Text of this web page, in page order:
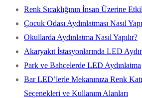
Renk Sıcaklığının İnsan Üzerine
Çocuk Odası Aydınlatması Nasıl
Okullarda Aydınlatma Nasıl Yapılır?
Akaryakıt İstasyonlarında LED
Park ve Bahçelerde LED Aydınlatma
Bar LED’lerle Mekanınıza Renk
Seçenekleri ve Kullanım Alanları